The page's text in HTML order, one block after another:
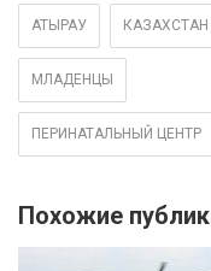
АТЫРАУ КАЗАХСТАН
МЛАДЕНЦЫ
ПЕРИНАТАЛЬНЫЙ ЦЕНТР
Похожие